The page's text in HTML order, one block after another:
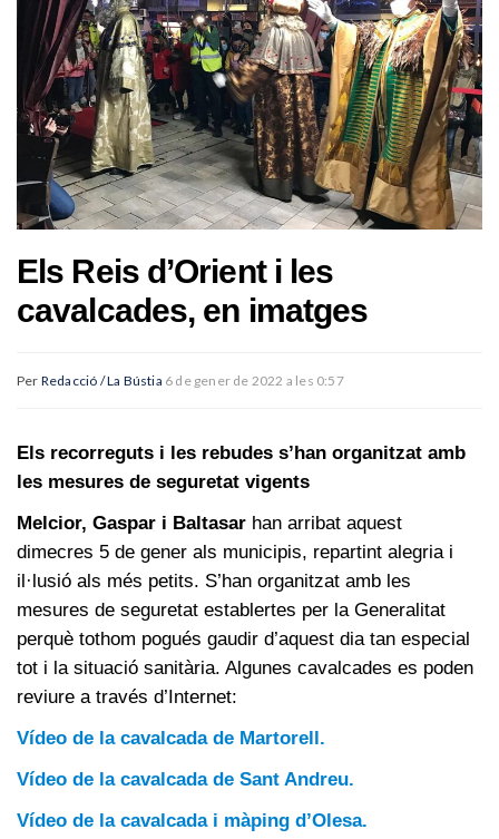
Els Reis d’Orient i les
cavalcades, en imatges
Per Redacció / La Bústia 6 de gener de 2022 a les 0:57
Els recorreguts i les rebudes s’han organitzat amb
les mesures de seguretat vigents
Melcior, Gaspar i Baltasar han arribat aquest
dimecres 5 de gener als municipis, repartint alegria i
il·lusió als més petits. S’han organitzat amb les
mesures de seguretat establertes per la Generalitat
perquè tothom pogués gaudir d’aquest dia tan especial
tot i la situació sanitària. Algunes cavalcades es poden
reviure a través d’Internet:
Vídeo de la cavalcada de Martorell.
Vídeo de la cavalcada de Sant Andreu.
Vídeo de la cavalcada i màping d’Olesa.